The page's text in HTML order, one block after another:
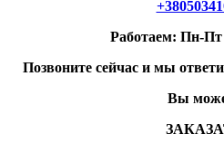
Работаем: Пн-Пт
Позвоните сейчас и мы
Вы